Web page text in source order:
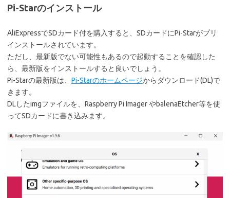
Pi-Starのインストール
AliExpressでSDカード付を購入すると、SDカードにPi-Starがプリ
インストールされています。
ただし、最新版でない可能性もあるので起動することを確認した
ら、最新版をインストールすると良いでしょう。
Pi-Starの最新版は、 Pi-Starのホームページからダウンロード(DL)で
きます。
DLしたimgファイルを、Raspberry Pi Imager やbalenaEtcher等を使
ってSDカードに書き込みます。